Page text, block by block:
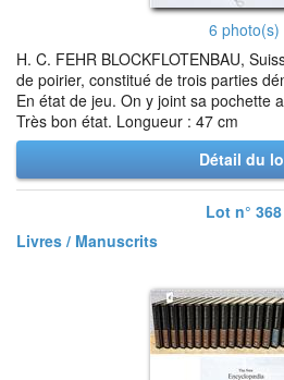
6 photo(s)
H. C. FEHR BLOCKFLOTENBAU,
de poirier, constitué de trois parties
En état de jeu. On y joint sa pochette
Très bon état. Longueur : 47 cm
Détail du
Lot n° 368
Livres / Manuscrits